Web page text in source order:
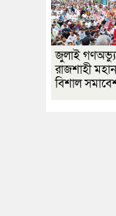
জুলাই
রাজশাহী
বিশাল